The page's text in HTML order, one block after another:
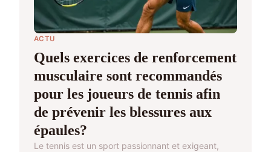
ACTU
Quels exercices de renforcement
musculaire sont recommandés
pour les joueurs de tennis afin
de prévenir les blessures aux
épaules?
Le tennis est un sport passionnant et exigeant,